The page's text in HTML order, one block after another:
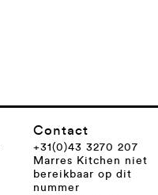
Contact
+31(0)43 3270 207
Marres Kitchen niet
bereikbaar op dit
nummer